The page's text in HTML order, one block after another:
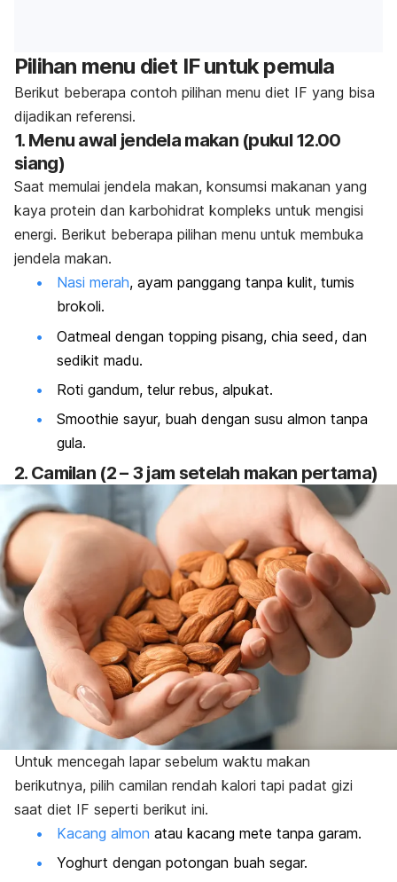
Pilihan menu diet IF untuk pemula
Berikut beberapa contoh pilihan menu diet IF yang bisa
dijadikan referensi.
1. Menu awal jendela makan (pukul 12.00
siang)
Saat memulai jendela makan, konsumsi makanan yang
kaya protein dan karbohidrat kompleks untuk mengisi
energi. Berikut beberapa pilihan menu untuk membuka
jendela makan.
Nasi merah, ayam panggang tanpa kulit, tumis
brokoli.
Oatmeal dengan topping pisang, chia seed, dan
sedikit madu.
Roti gandum, telur rebus, alpukat.
Smoothie sayur, buah dengan susu almon tanpa
gula.
2. Camilan (2 – 3 jam setelah makan pertama)
Untuk mencegah lapar sebelum waktu makan
berikutnya, pilih camilan rendah kalori tapi padat gizi
saat diet IF seperti berikut ini.
Kacang almon atau kacang mete tanpa garam.
Yoghurt dengan potongan buah segar.